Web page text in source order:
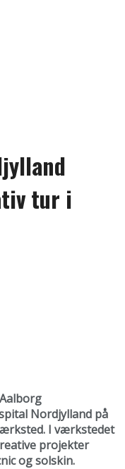
tur i
Nordjylland på
I værkstedet
projekter
og solskin.